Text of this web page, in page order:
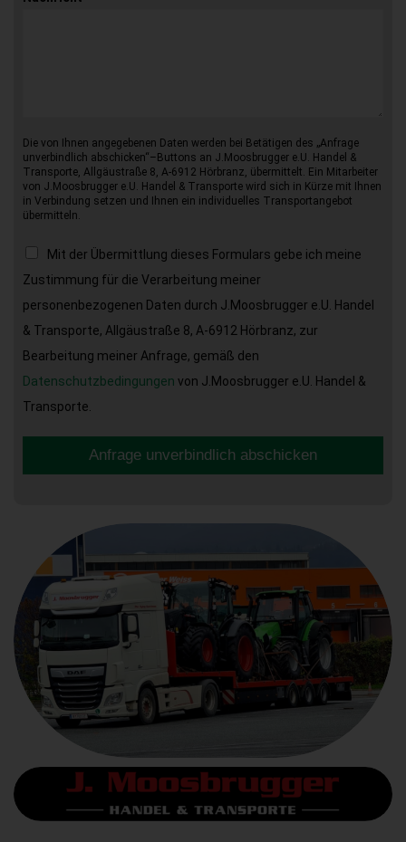
Die von Ihnen angegebenen Daten werden bei Betätigen des „Anfrage
unverbindlich abschicken“–Buttons an J.Moosbrugger e.U. Handel &
Transporte, Allgäustraße 8, A-6912 Hörbranz, übermittelt. Ein Mitarbeiter
von J.Moosbrugger e.U. Handel & Transporte wird sich in Kürze mit Ihnen
in Verbindung setzen und Ihnen ein individuelles Transportangebot
übermitteln.
Mit der Übermittlung dieses Formulars gebe ich meine
Zustimmung für die Verarbeitung meiner
personenbezogenen Daten durch J.Moosbrugger e.U. Handel
& Transporte, Allgäustraße 8, A-6912 Hörbranz, zur
Bearbeitung meiner Anfrage, gemäß den
Datenschutzbedingungen von J.Moosbrugger e.U. Handel &
Transporte.
Anfrage unverbindlich abschicken